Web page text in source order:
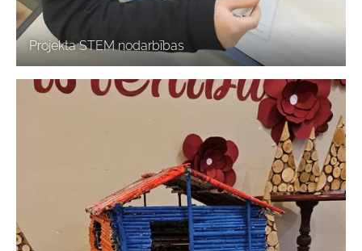
Projekta STEM nodarbības